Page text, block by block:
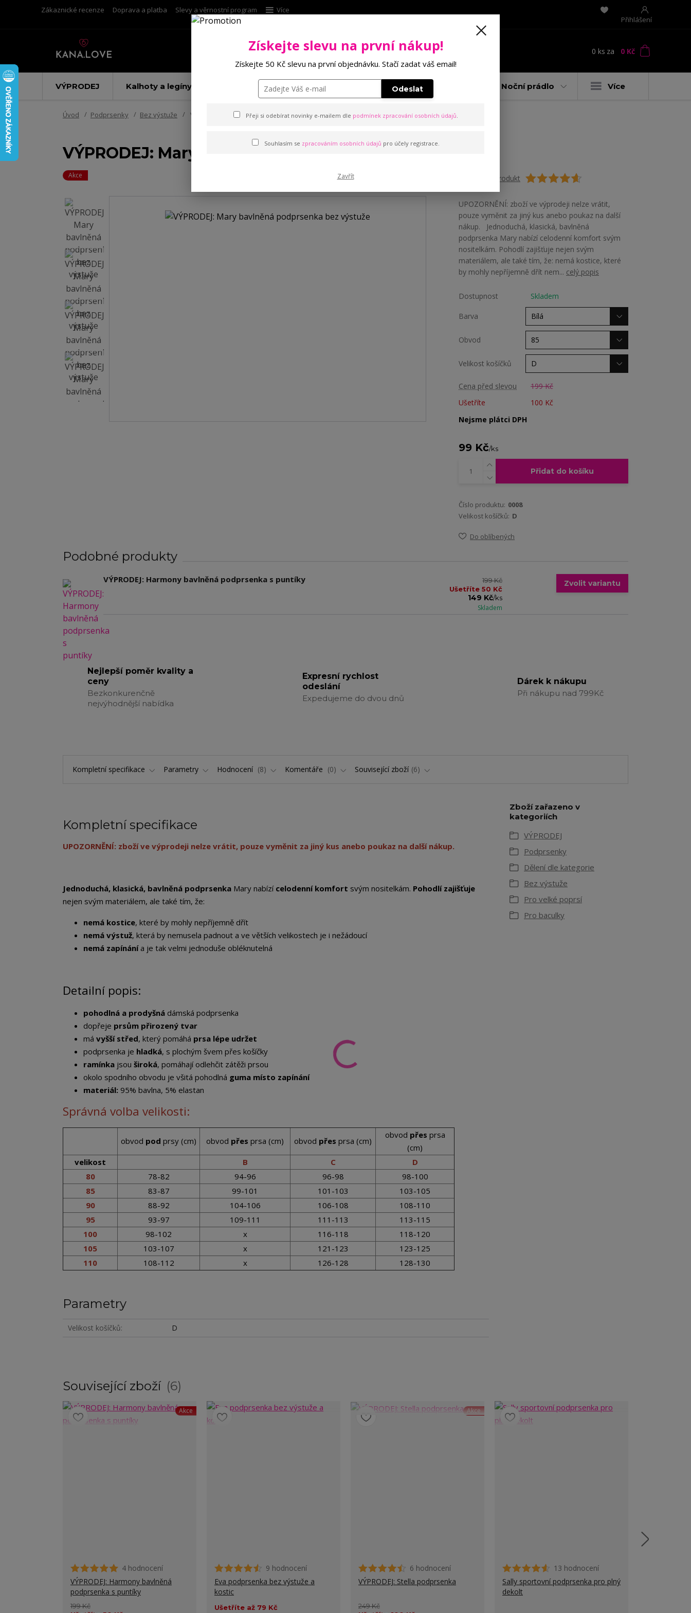
Zákaznické recenze Doprava a platba Slevy a věrnostní program
Více
Přihlášení
Hledat 0 ks za 0 Kč
VÝPRODEJ Kalhoty a legíny Punčochové zboží Podprsenky Noční prádlo Více
Úvod Podprsenky Bez výstuže VÝPRODEJ: Mary bavlněná podprsenka bez výstuže
VÝPRODEJ: Mary bavlněná podprsenka bez výstuže
Akce Ohodnotit produkt
UPOZORNĚNÍ: zboží ve výprodeji nelze vrátit,
pouze vyměnit za jiný kus anebo poukaz na další
nákup. Jednoduchá, klasická, bavlněná
podprsenka Mary nabízí celodenní komfort svým
nositelkám. Pohodlí zajišťuje nejen svým
materiálem, ale také tím, že: nemá kostice, které
by mohly nepříjemně dřít nem... celý popis
Dostupnost Skladem
Barva
Obvod
Velikost košíčků
Cena před slevou
199 Kč
Ušetříte
100 Kč
Nejsme plátci DPH
99 Kč/ks
Přidat do košíku
Číslo produktu: 0008
Velikost košíčků: D
Do oblíbených
Podobné produkty
VÝPRODEJ: Harmony bavlněná podprsenka s puntíky
199 Kč
Ušetříte 50 Kč
149 Kč/ks
Skladem
Zvolit variantu
Nejlepší poměr kvality a
ceny
Bezkonkurenčně
nejvýhodnější nabídka
Expresní rychlost
odeslání
Expedujeme do dvou dnů
Dárek k nákupu
Při nákupu nad 799Kč
Kompletní specifikace Parametry Hodnocení 8 Komentáře 0 Související zboží 6
Kompletní specifikace
UPOZORNĚNÍ: zboží ve výprodeji nelze vrátit, pouze vyměnit za jiný kus anebo poukaz na další nákup.
Jednoduchá, klasická, bavlněná podprsenka Mary nabízícelodenní komfort svým nositelkám. Pohodlí zajišťuje
nejen svým materiálem, ale také tím, že:
nemá kostice, které by mohly nepříjemně dřít
nemá výstuž, která by nemusela padnout a ve větších velikostech je i nežádoucí
nemá zapínánía je tak velmi jednoduše obléknutelná
Detailní popis:
pohodlná a prodyšná dámská podprsenka
dopřeje prsům přirozený tvar
má vyšší střed, který pomáhá prsa lépe udržet
podprsenka je hladká, s plochým švem přes košíčky
ramínka jsou široká, pomáhají odlehčit zátěži prsou
okolo spodního obvodu je všitá pohodlná guma místo zapínání
materiál: 95% bavlna, 5% elastan
Správná volba velikosti:
obvod pod prsy (cm) obvod přes prsa (cm) obvod přes prsa (cm)
obvod přes prsa
(cm)
velikost
B C
D
80
78-82 94-96 96-98
98-100
85
83-87 99-101 101-103
103-105
90
88-92 104-106 106-108
108-110
95
93-97 109-111 111-113
113-115
100
98-102 x 116-118
118-120
105
103-107 x 121-123
123-125
110
108-112 x 126-128 128-130
Parametry
Velikost košíčků D
Zboží zařazeno v
kategoriích
VÝPRODEJ
Podprsenky
Dělení dle kategorie
Bez výstuže
Pro velké poprsí
Pro baculky
Související zboží 6
Akce
4 hodnocení
VÝPRODEJ: Harmony bavlněná
podprsenka s puntíky
199 Kč
9 hodnocení
Eva podprsenka bez výstuže a
kostic
Ušetříte až 79 Kč
Akce
6 hodnocení
VÝPRODEJ: Stella podprsenka
249 Kč
13 hodnocení
Sally sportovní podprsenka pro plný
dekolt
Získejte slevu na první nákup!
Získejte 50 Kč slevu na první objednávku. Stačí zadat váš email!
Odeslat
Přeji si odebírat novinky e-mailem dle podmínek zpracování osobních údajů.
Souhlasím se zpracováním osobních údajů pro účely registrace.
Zavřít